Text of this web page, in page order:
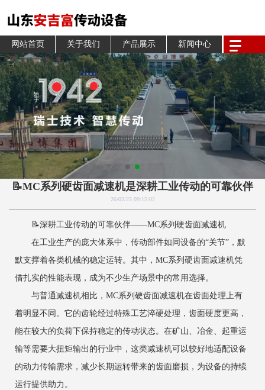
网站首页 关于我们 产品展示 新闻中心
📝MC系列硬齿面减速机是深耕工业传动的可靠伙伴
26/02/25 09:15:02
📝深耕工业传动的可靠伙伴——MC系列硬齿面减速机
在工业生产的庞大体系中，传动部件如同设备的“关节”，默
默支撑着各类机械的稳定运转。其中，MC系列硬齿面减速机凭
借扎实的性能表现，成为不少生产场景中的常用选择。
与普通减速机相比，MC系列硬齿面减速机在齿面处理上有
着明显不同。它的齿轮经过特殊工艺淬硬处理，齿面硬度更高，
能在较大的负荷下保持稳定的传动状态。在矿山、冶金、起重运
输等需要大扭矩输出的行业中，这类减速机可以较好地适配设备
的动力传输需求，减少长期运转带来的齿面磨损，为设备的持续
运行提供助力。